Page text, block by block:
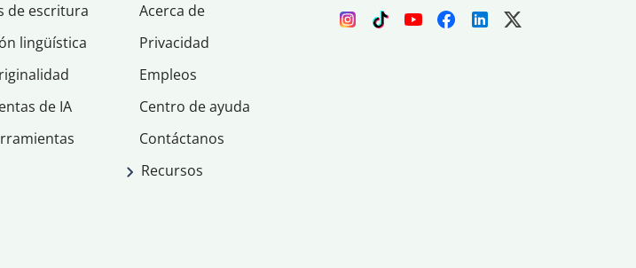
de escritura
lingüística
de IA
Acerca de
Privacidad
Empleos
Centro de ayuda
Contáctanos
Recursos